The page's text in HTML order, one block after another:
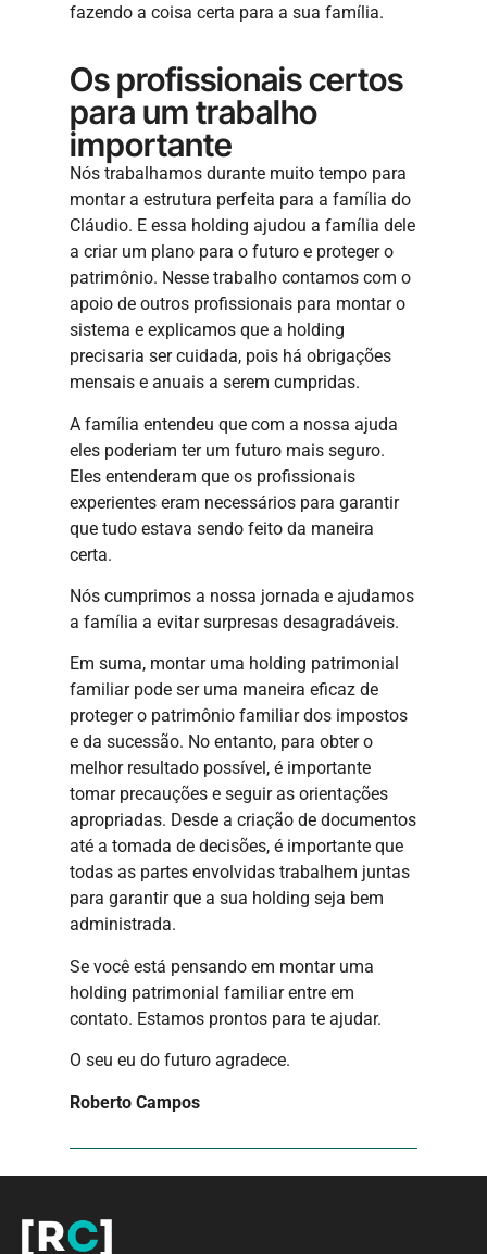
fazendo a coisa certa para a sua família.
Os profissionais certos
para um trabalho
importante
Nós trabalhamos durante muito tempo para
montar a estrutura perfeita para a família do
Cláudio. E essa holding ajudou a família dele
a criar um plano para o futuro e proteger o
patrimônio. Nesse trabalho contamos com o
apoio de outros profissionais para montar o
sistema e explicamos que a holding
precisaria ser cuidada, pois há obrigações
mensais e anuais a serem cumpridas.
A família entendeu que com a nossa ajuda
eles poderiam ter um futuro mais seguro.
Eles entenderam que os profissionais
experientes eram necessários para garantir
que tudo estava sendo feito da maneira
certa.
Nós cumprimos a nossa jornada e ajudamos
a família a evitar surpresas desagradáveis.
Em suma, montar uma holding patrimonial
familiar pode ser uma maneira eficaz de
proteger o patrimônio familiar dos impostos
e da sucessão. No entanto, para obter o
melhor resultado possível, é importante
tomar precauções e seguir as orientações
apropriadas. Desde a criação de documentos
até a tomada de decisões, é importante que
todas as partes envolvidas trabalhem juntas
para garantir que a sua holding seja bem
administrada.
Se você está pensando em montar uma
holding patrimonial familiar entre em
contato. Estamos prontos para te ajudar.
O seu eu do futuro agradece.
Roberto Campos